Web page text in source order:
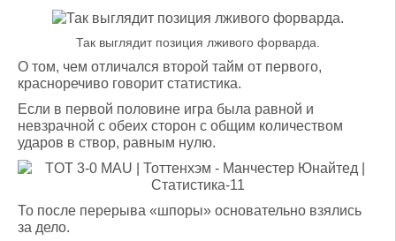
Так выглядит позиция лживого форварда.
О том, чем отличался второй тайм от первого,
красноречиво говорит статистика.
Если в первой половине игра была равной и
невзрачной с обеих сторон с общим количеством
ударов в створ, равным нулю.
То после перерыва «шпоры» основательно взялись
за дело.